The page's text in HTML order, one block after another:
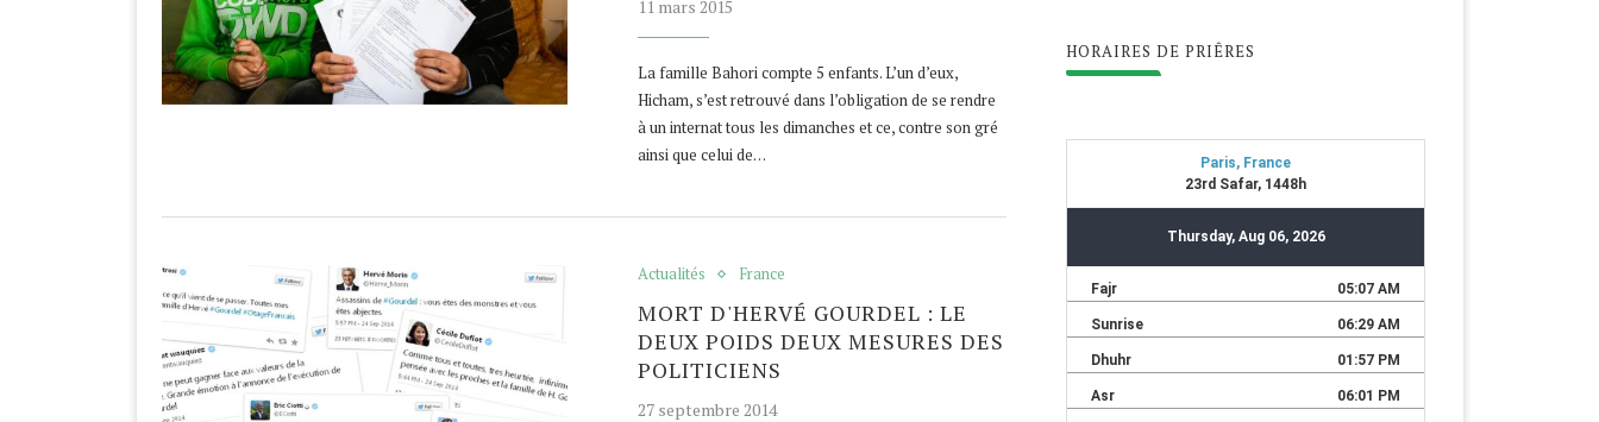
11 mars 2015
La famille Bahori compte 5 enfants. L’un d’eux,
Hicham, s’est retrouvé dans l’obligation de se rendre
à un internat tous les dimanches et ce, contre son gré
ainsi que celui de…
Actualités France
MORT D'HERVÉ GOURDEL : LE
DEUX POIDS DEUX MESURES DES
POLITICIENS
27 septembre 2014
HORAIRES DE PRIÊRES